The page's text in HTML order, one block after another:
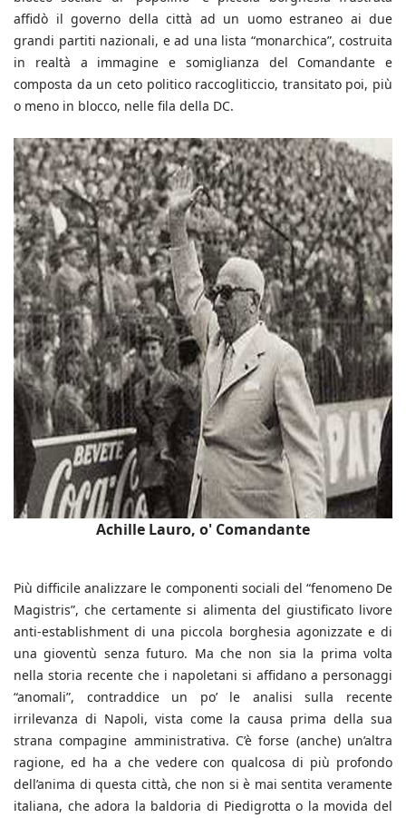
affidò il governo della città ad un uomo estraneo ai due
grandi partiti nazionali, e ad una lista “monarchica”, costruita
in realtà a immagine e somiglianza del Comandante e
composta da un ceto politico raccogliticcio, transitato poi, più
o meno in blocco, nelle fila della DC.
Achille Lauro, o' Comandante
Più difficile analizzare le componenti sociali del “fenomeno De
Magistris”, che certamente si alimenta del giustificato livore
anti-establishment di una piccola borghesia agonizzate e di
una gioventù senza futuro. Ma che non sia la prima volta
nella storia recente che i napoletani si affidano a personaggi
“anomali”, contraddice un po’ le analisi sulla recente
irrilevanza di Napoli, vista come la causa prima della sua
strana compagine amministrativa. C’è forse (anche) un’altra
ragione, ed ha a che vedere con qualcosa di più profondo
dell’anima di questa città, che non si è mai sentita veramente
italiana, che adora la baldoria di Piedigrotta o la movida del